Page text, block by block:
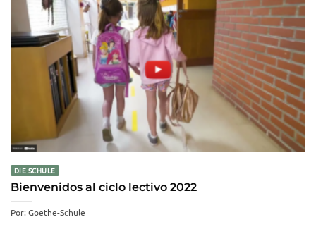
DIE SCHULE
Bienvenidos al ciclo lectivo 2022
Por: Goethe-Schule